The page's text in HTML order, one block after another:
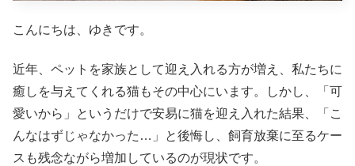
こんにちは、ゆきです。
近年、ペットを家族として迎え入れる方が増え、私たちに
癒しを与えてくれる猫もその中心にいます。しかし、「可
愛いから」というだけで安易に猫を迎え入れた結果、「こ
んなはずじゃなかった…」と後悔し、飼育放棄に至るケー
スも残念ながら増加しているのが現状です。